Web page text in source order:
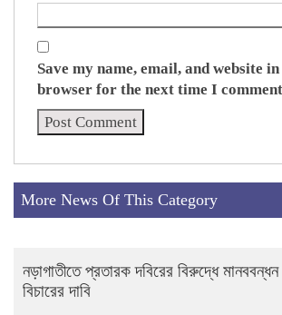
Save my name, email, and website
browser for the next time I
More News Of This Category
নড়াগাতীতে প্রতারক দবিরের বিরুদ্ধে
বিচারের দাবি